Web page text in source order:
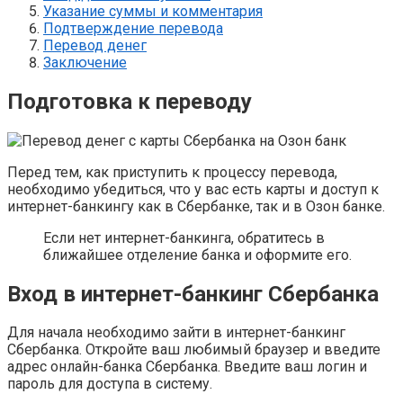
Указание суммы и комментария
Подтверждение перевода
Перевод денег
Заключение
Подготовка к переводу
Перед тем, как приступить к процессу перевода,
необходимо убедиться, что у вас есть карты и доступ к
интернет-банкингу как в Сбербанке, так и в Озон банке.
Если нет интернет-банкинга, обратитесь в
ближайшее отделение банка и оформите его.
Вход в интернет-банкинг Сбербанка
Для начала необходимо зайти в интернет-банкинг
Сбербанка. Откройте ваш любимый браузер и введите
адрес онлайн-банка Сбербанка. Введите ваш логин и
пароль для доступа в систему.